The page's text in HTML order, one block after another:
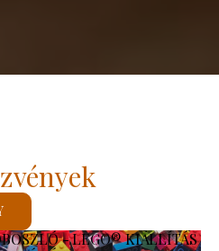
- LEGO® KIÁLLÍTÁS